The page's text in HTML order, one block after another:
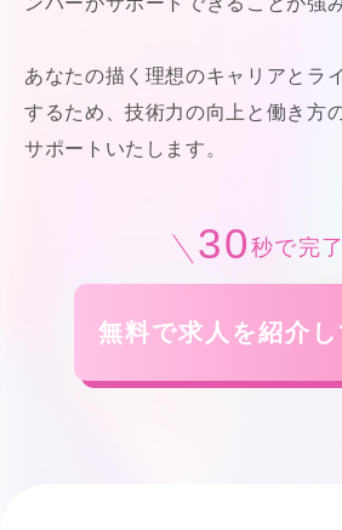
あなたの描く理想のキャリアとラ
するため、技術力の向上と働き方
サポートいたします。
30 秒で完了
無料で求人を紹介し